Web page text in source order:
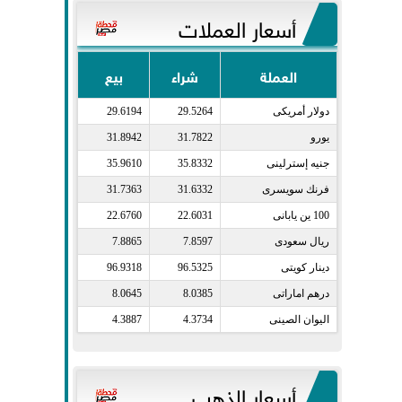
أسعار العملات
العملة شراء بيع
دولار أمريكى​ 29.5264
29.6194
يورو​ 31.7822
31.8942
جنيه إسترلينى​ 35.8332
35.9610
فرنك سويسرى​ 31.6332
31.7363
100 ين يابانى​ 22.6031
22.6760
ريال سعودى​ 7.8597
7.8865
دينار كويتى​ 96.5325
96.9318
درهم اماراتى​ 8.0385
8.0645
اليوان الصينى​ 4.3734
4.3887
أسعار الذهب